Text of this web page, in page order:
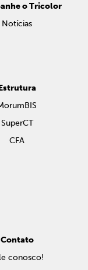
o Tricolor
Notícias
SuperCT
CFA
Contato
conosco!